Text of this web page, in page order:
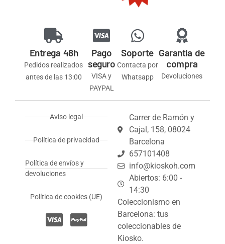
Entrega 48h
Pedidos realizados
antes de las 13:00
Pago
seguro
VISA y
PAYPAL
Soporte
Contacta por
Whatsapp
Garantía de
compra
Devoluciones
Aviso legal
Política de privacidad
Política de envíos y
devoluciones
Política de cookies (UE)
Carrer de Ramón y
Cajal, 158, 08024
Barcelona
657101408
info@kioskoh.com
Abiertos: 6:00 -
14:30
Coleccionismo en
Barcelona: tus
coleccionables de
Kiosko.